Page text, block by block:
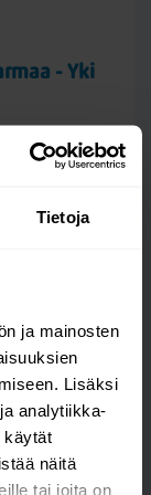
Tietoja
ja mainosten
Lisäksi
analytiikka-
käytät
näitä
tai joita on
- Yki